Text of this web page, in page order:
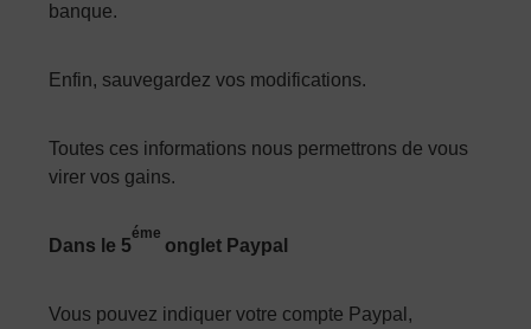
banque.
Enfin, sauvegardez vos modifications.
Toutes ces informations nous permettrons de vous
virer vos gains.
Dans le 5
éme
onglet Paypal
Vous pouvez indiquer votre compte Paypal,